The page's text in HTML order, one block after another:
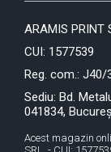
ARAMIS PRINT
CUI: 1577539
Reg. com.: J40/
Sediu: Bd.
041834,
Acest magazin